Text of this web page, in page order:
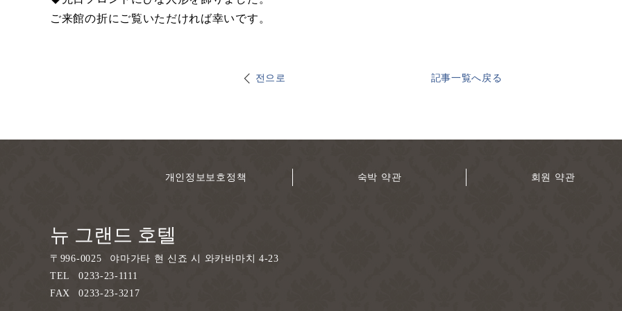
ご来館の折にご覧いただければ幸いです。
전으로 記事一覧へ戻る
개인정보보호정책 숙박 약관 회원 약관
뉴 그랜드 호텔
〒 996-0025
야마가타 현 신죠 시 와카바마치 4-23
TEL
0233-23-1111
FAX
0233-23-3217